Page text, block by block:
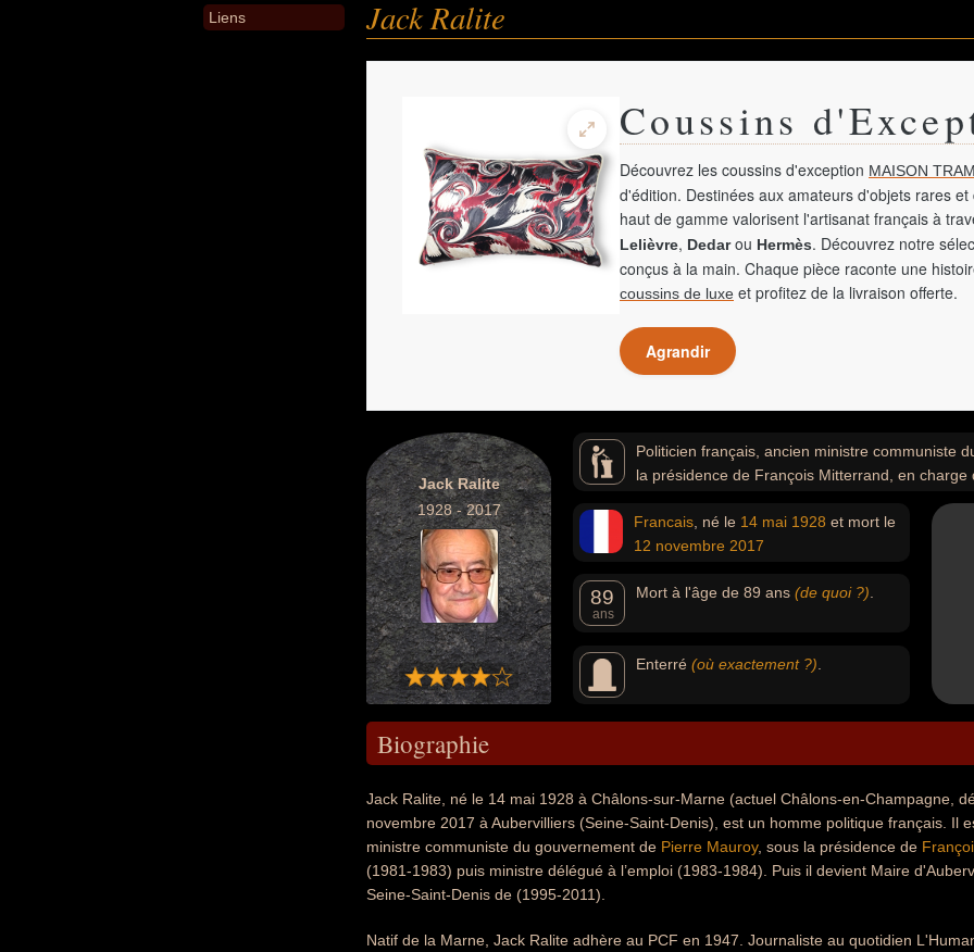
Liens
Jack Ralite
Coussins
Découvrez les coussins d'exception MAISON
d'édition. Destinées aux amateurs d'objets rares
haut de gamme valorisent l'artisanat français à
Lelièvre, Dedarou Hermès. Découvrez notre
conçus à la main. Chaque pièce raconte une
coussins de luxe et profitez de la livraison offerte.
Agrandir
Jack Ralite
1928 - 2017
Politicien français, ancien ministre communiste
la présidence de François Mitterrand, en
n’était pas le plus grand ministre de la culture de tous
Francais , né le 14 mai 1928 et mort le
12 novembre 2017
89
ans
Mort à l'âge de 89 ans (de quoi ?)
Enterré (où exactement ?)
Biographie
Jack Ralite, né le 14 mai 1928 à Châlons-sur-Marne (actuel Châlons-en-Champagne,
novembre 2017 à Aubervilliers (Seine-Saint-Denis), est un homme politique français. Il
ministre communiste du gouvernement de Pierre Mauroy, sous la présidence de
(1981-1983) puis ministre délégué à l’emploi (1983-1984). Puis il devient Maire
Seine-Saint-Denis de (1995-2011).
Natif de la Marne, Jack Ralite adhère au PCF en 1947. Journaliste au quotidien